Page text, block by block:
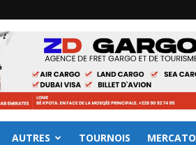
AUTRES TOURNOIS MERCATO